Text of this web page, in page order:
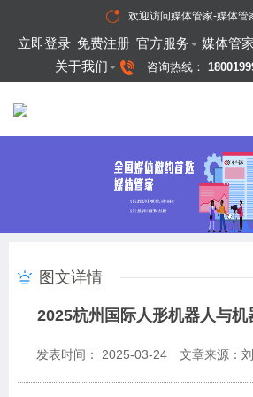
欢迎访问媒体管家-媒体管
立即登录 免费注册 官方服务 媒体管
关于我们
咨询热线：
图文详情
2025杭州国际人形机器人与
发表时间： 2025-03-24 文章来源：